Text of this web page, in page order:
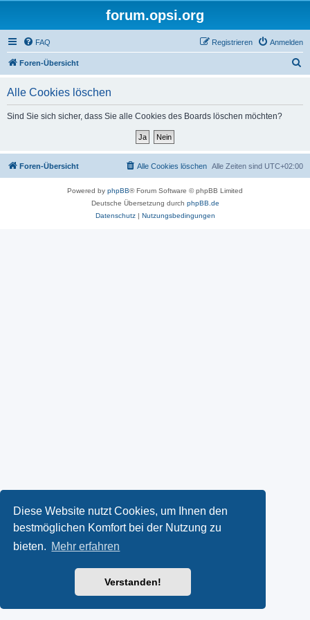
Diese Website nutzt Cookies, um Ihnen den
bestmöglichen Komfort bei der Nutzung zu
bieten. Mehr erfahren
Verstanden!
forum.opsi.org
FAQ Anmelden
Registrieren
Foren-Übersicht
Alle Cookies löschen
Sind Sie sich sicher, dass Sie alle Cookies des Boards löschen möchten?
Foren-Übersicht Alle Zeiten sind UTC+02:00
Alle Cookies löschen
Powered by phpBB® Forum Software © phpBB Limited
Deutsche Übersetzung durch phpBB.de
Datenschutz| Nutzungsbedingungen